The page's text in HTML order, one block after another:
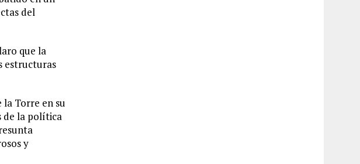
del
que la
estructuras
Torre en su
de la política
y